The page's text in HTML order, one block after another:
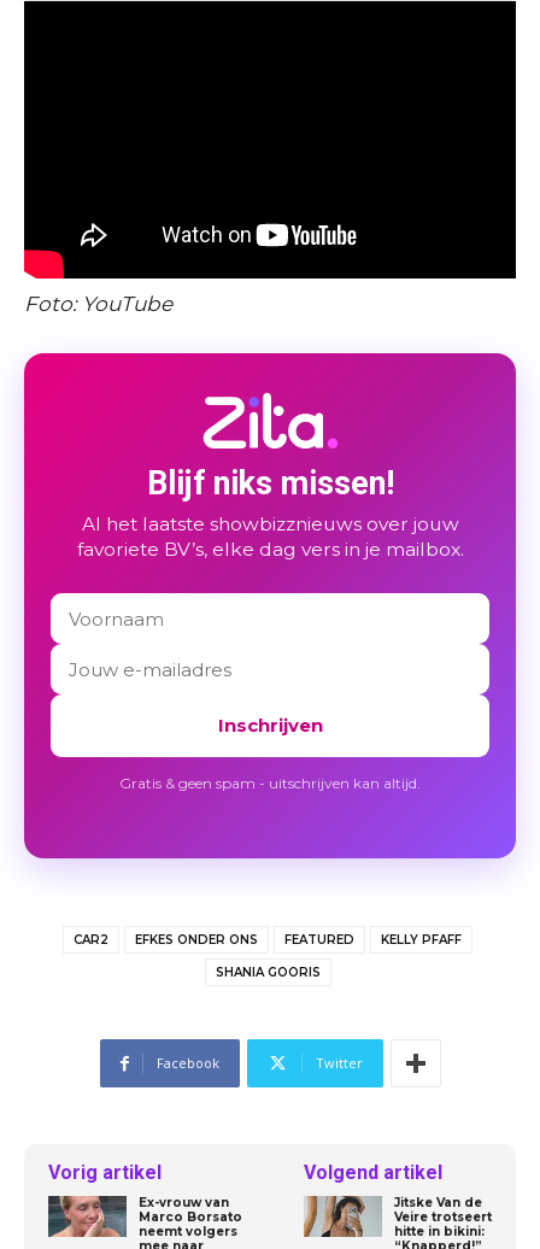
Foto: YouTube
Blijf niks missen!
Al het laatste showbizznieuws over jouw
favoriete BV’s, elke dag vers in je mailbox.
Inschrijven
Gratis & geen spam - uitschrijven kan altijd.
CAR2 EFKES ONDER ONS FEATURED KELLY PFAFF
SHANIA GOORIS
Facebook Twitter
Vorig artikel
Ex-vrouw van
Marco Borsato
neemt volgers
Volgend artikel
Jitske Van de
Veire trotseert
hitte in bikini: